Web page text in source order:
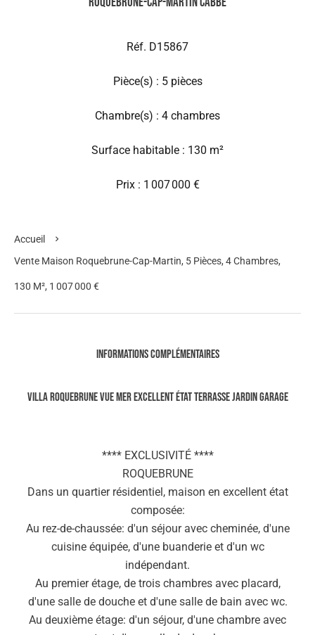
Réf. D15867
Pièce(s) : 5 pièces
Chambre(s) : 4 chambres
Surface habitable : 130 m²
Prix : 1 007 000 €
Accueil
Vente Maison Roquebrune-Cap-Martin, 5 Pièces, 4 Chambres,
130 M², 1 007 000 €
Informations complémentaires
VILLA ROQUEBRUNE VUE MER EXCELLENT ÉTAT TERRASSE JARDIN GARAGE
**** EXCLUSIVITÉ ****
ROQUEBRUNE
Dans un quartier résidentiel, maison en excellent état
composée:
Au rez-de-chaussée: d'un séjour avec cheminée, d'une
cuisine équipée, d'une buanderie et d'un wc
indépendant.
Au premier étage, de trois chambres avec placard,
d'une salle de douche et d'une salle de bain avec wc.
Au deuxième étage: d'un séjour, d'une chambre avec